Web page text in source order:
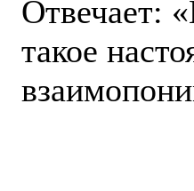
Отвечает:
такое